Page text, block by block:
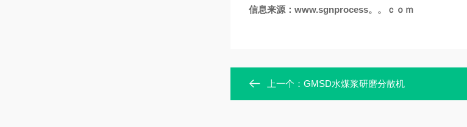
信息来源：www.sgnprocess。。ｃｏｍ
上一个： GMSD水煤浆研磨分散机